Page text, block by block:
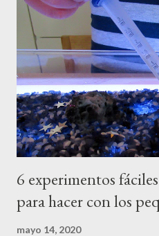
6 experimentos
para hacer con los
mayo 14, 2020